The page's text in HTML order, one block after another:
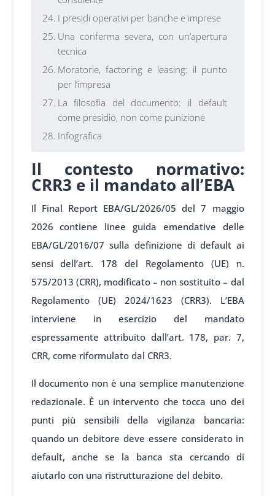
I presidi operativi per banche e imprese
Una conferma severa, con un’apertura
tecnica
Moratorie, factoring e leasing: il punto
per l’impresa
La filosofia del documento: il default
come presidio, non come punizione
Infografica
Il contesto normativo:
CRR3 e il mandato all’EBA
Il Final Report EBA/GL/2026/05 del 7 maggio
2026 contiene linee guida emendative delle
EBA/GL/2016/07 sulla definizione di default ai
sensi dell’art. 178 del Regolamento (UE) n.
575/2013 (CRR), modificato – non sostituito – dal
Regolamento (UE) 2024/1623 (CRR3). L’EBA
interviene in esercizio del mandato
espressamente attribuito dall’art. 178, par. 7,
CRR, come riformulato dal CRR3.
Il documento non è una semplice manutenzione
redazionale. È un intervento che tocca uno dei
punti più sensibili della vigilanza bancaria:
quando un debitore deve essere considerato in
default, anche se la banca sta cercando di
aiutarlo con una ristrutturazione del debito.